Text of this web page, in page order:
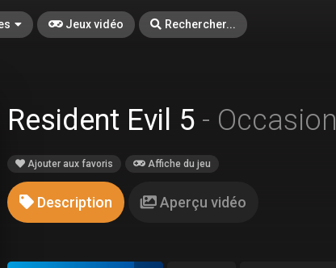
Jeux vidéo Rechercher...
Resident Evil 5 - Occasion
Ajouter aux favoris Affiche du jeu
Description Aperçu vidéo